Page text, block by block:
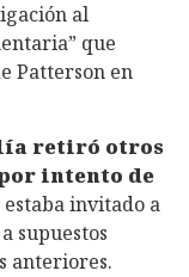
al
que
Patterson en
retiró otros
intento de
estaba invitado a
supuestos
anteriores.